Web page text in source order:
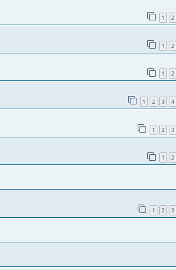
1 2
1 2
1 2
1 2 3 4
1 2 3
1 2
1 2 3